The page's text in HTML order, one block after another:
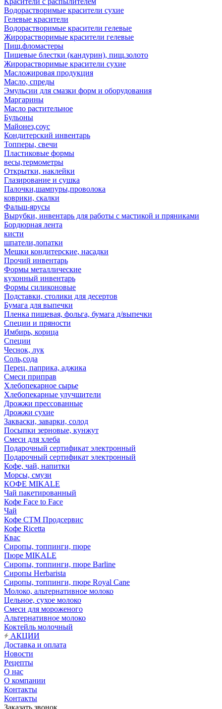
Водорастворимые красители сухие
Гелевые красители
Водорастворимые красители гелевые
Жирорастворимые красители гелевые
Пищ.фломастеры
Пищевые блестки (кандурин), пищ.золото
Жирорастворимые красители сухие
Масложировая продукция
Масло, спреды
Эмульсии для смазки форм и оборудования
Маргарины
Масло растительное
Бульоны
Майонез,соус
Кондитерский инвентарь
Топперы, свечи
Пластиковые формы
весы,термометры
Открытки, наклейки
Глазирование и сушка
Палочки,шампуры,проволока
коврики, скалки
Фальш-ярусы
Вырубки, инвентарь для работы с мастикой и пряниками
Бордюрная лента
кисти
шпатели,лопатки
Мешки кондитерские, насадки
Прочий инвентарь
Формы металлические
кухонный инвентарь
Формы силиконовые
Подставки, столики для десертов
Бумага для выпечки
Пленка пищевая, фольга, бумага д/выпечки
Специи и пряности
Имбирь, корица
Специи
Чеснок, лук
Соль,сода
Перец, паприка, аджика
Смеси приправ
Хлебопекарное сырье
Хлебопекарные улучшители
Дрожжи прессованные
Дрожжи сухие
Закваски, заварки, солод
Посыпки зерновые, кунжут
Смеси для хлеба
Подарочный сертификат электронный
Подарочный сертификат электронный
Кофе, чай, напитки
Морсы, смузи
КОФЕ MIKALE
Чай пакетированный
Кофе Face to Face
Чай
Кофе СТМ Продсервис
Кофе Ricetta
Квас
Сиропы, топпинги, пюре
Пюре MIKALE
Сиропы, топпинги, пюре Barline
Сиропы Herbarista
Сиропы, топпинги, пюре Royal Cane
Молоко, альтернативное молоко
Цельное, сухое молоко
Смеси для мороженого
Альтернативное молоко
Коктейль молочный
АКЦИИ
Доставка и оплата
Новости
Рецепты
О нас
О компании
Контакты
Контакты
Заказать звонок